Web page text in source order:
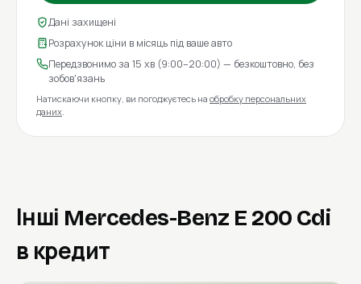
Дані захищені
Розрахунок ціни в місяць під ваше авто
Передзвонимо за 15 хв (9:00–20:00) — безкоштовно, без
зобов'язань
Натискаючи кнопку, ви погоджуєтесь на обробку персональних
даних
Інші Mercedes-Benz E 200 Cdi
в кредит